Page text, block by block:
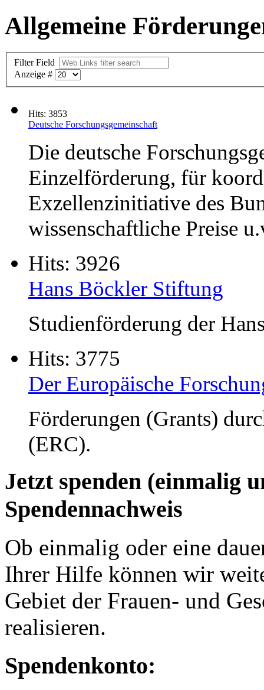
Allgemeine
Filter Field
Anzeige #
Hits: 3853
Deutsche Forschungsgemeinschaft
Die deutsche
Einzelförderung, für
Exzellenzinitiative des
wissenschaftliche Preise
Hits: 3926
Hans Böckler Stiftung
Studienförderung der
Hits: 3775
Der Europäische
Förderungen (Grants)
(ERC).
Jetzt spenden (einmalig
Spendennachweis
Ob einmalig oder eine
Ihrer Hilfe können wir
Gebiet der Frauen- und
realisieren.
Spendenkonto: